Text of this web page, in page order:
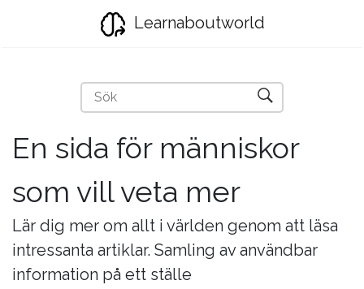
Learnaboutworld
En sida för människor
som vill veta mer
Lär dig mer om allt i världen genom att läsa
intressanta artiklar. Samling av användbar
information på ett ställe